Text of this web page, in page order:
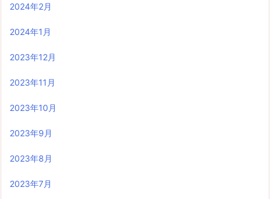
2024年2月
2024年1月
2023年12月
2023年11月
2023年10月
2023年9月
2023年8月
2023年7月